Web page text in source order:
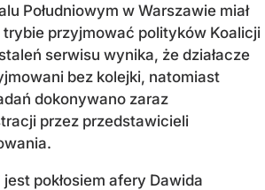
Południowym w Warszawie miał
przyjmować polityków Koalicji
serwisu wynika, że działacze
bez kolejki, natomiast
dokonywano zaraz
przez przedstawicieli
pokłosiem afery Dawida